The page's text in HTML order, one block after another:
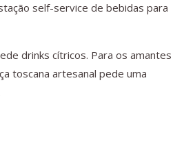
self-service de bebidas para
drinks cítricos. Para os amantes
toscana artesanal pede uma